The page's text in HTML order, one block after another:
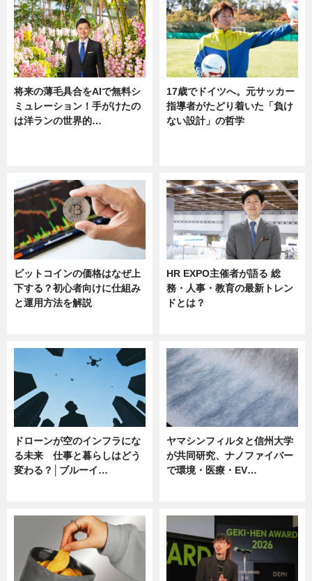
将来の薄毛具合をAIで無料シ
ミュレーション！手がけたの
は洋ランの世界的…
17歳でドイツへ。元サッカー
指導者がたどり着いた「負け
ない設計」の哲学
ビットコインの価格はなぜ上
下する？初心者向けに仕組み
と運用方法を解説
HR EXPO主催者が語る 総
務・人事・教育の最新トレン
ドとは？
ドローンが空のインフラにな
る未来 仕事と暮らしはどう
変わる？│ブルーイ…
ヤマシンフィルタと信州大学
が共同研究、ナノファイバー
で環境・医療・EV…